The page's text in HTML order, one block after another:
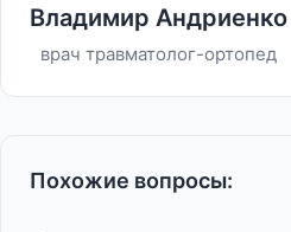
Владимир Андриенко
врач травматолог-ортопед
Похожие вопросы: